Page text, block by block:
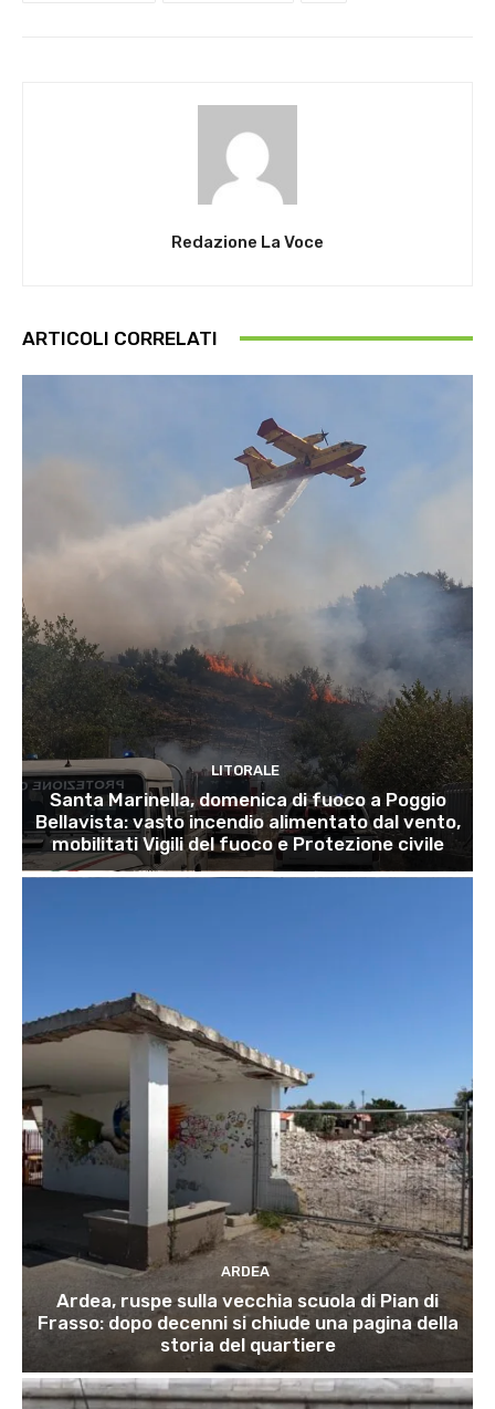
Redazione La Voce
ARTICOLI CORRELATI
LITORALE
Santa Marinella, domenica di fuoco a Poggio
Bellavista: vasto incendio alimentato dal vento,
mobilitati Vigili del fuoco e Protezione civile
ARDEA
Ardea, ruspe sulla vecchia scuola di Pian di
Frasso: dopo decenni si chiude una pagina della
storia del quartiere